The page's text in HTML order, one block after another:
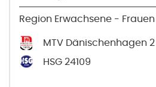
Region Erwachsene -
MTV Dänischenhagen 2
HSG 24109